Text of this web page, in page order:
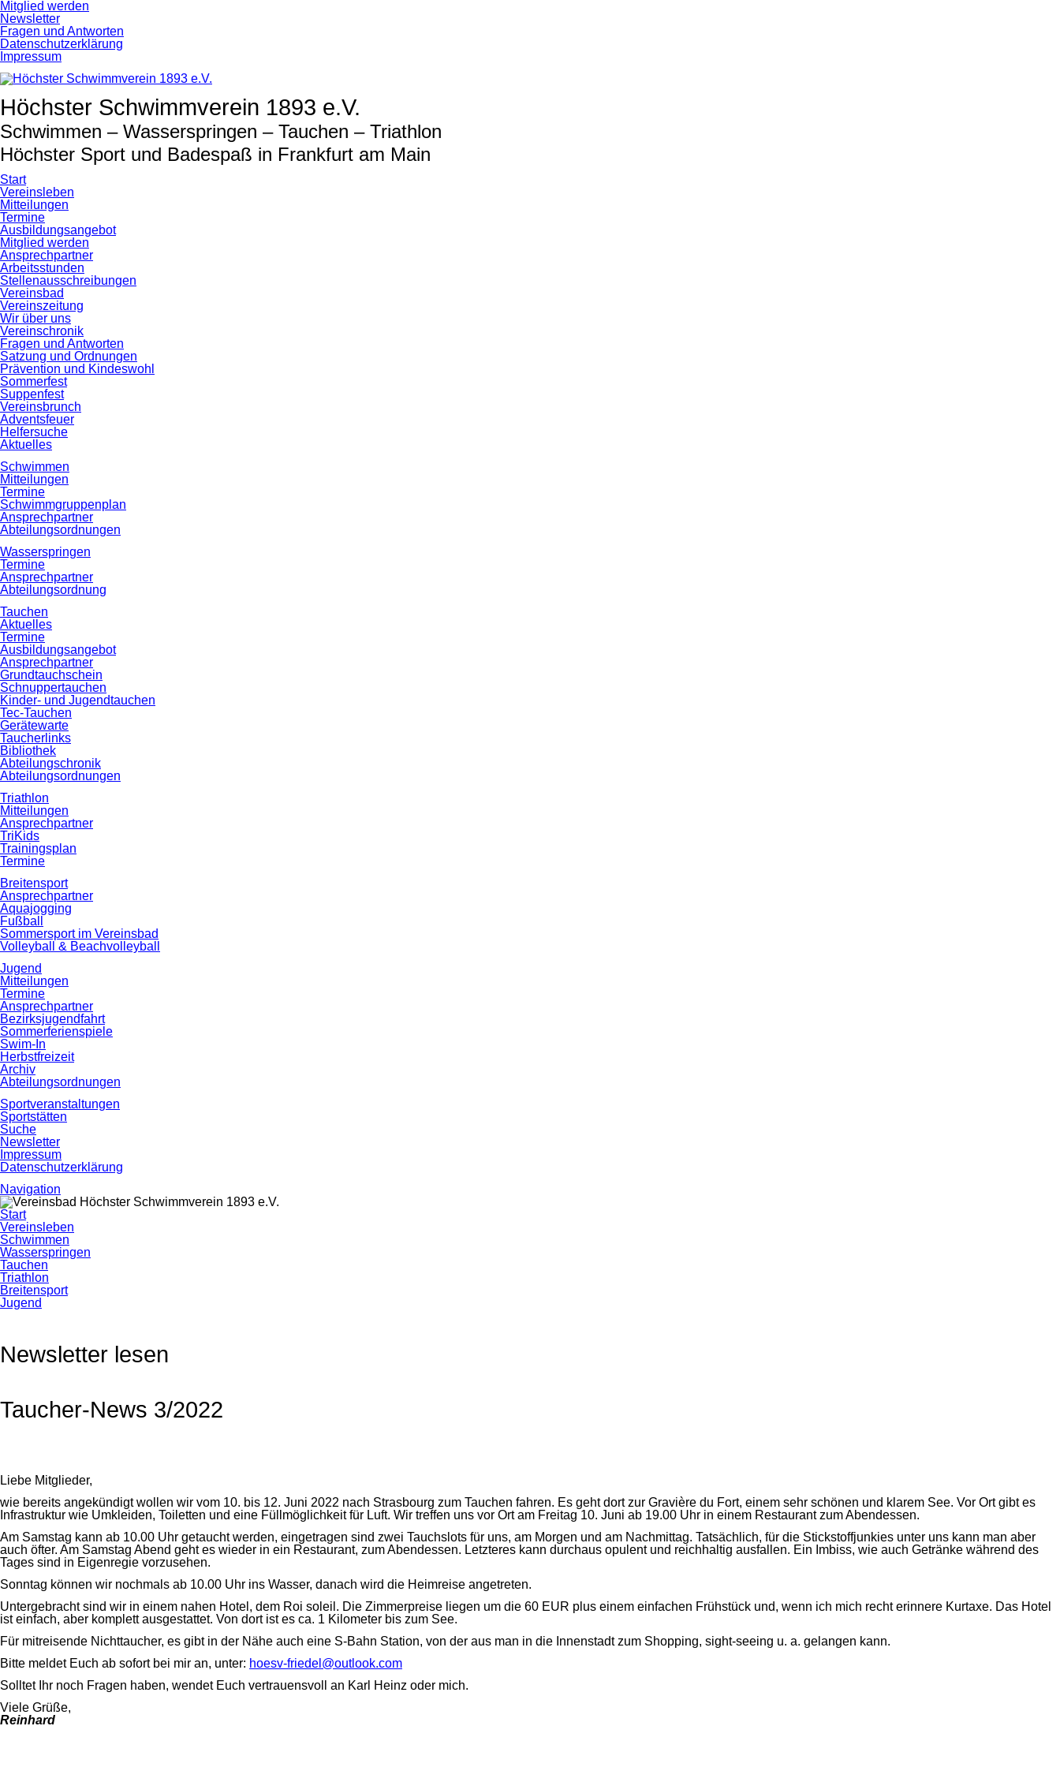
Navigation
überspringen
Mitglied werden
Newsletter
Fragen und Antworten
Datenschutzerklärung
Impressum
Höchster Schwimmverein 1893 e.V.
Schwimmen – Wasserspringen – Tauchen – Triathlon
Höchster Sport und Badespaß in Frankfurt am Main
Start
Vereinsleben
Mitteilungen
Termine
Ausbildungsangebot
Mitglied werden
Ansprechpartner
Arbeitsstunden
Stellenausschreibungen
Vereinsbad
Vereinszeitung
Wir über uns
Vereinschronik
Fragen und Antworten
Satzung und Ordnungen
Prävention und Kindeswohl
Sommerfest
Suppenfest
Vereinsbrunch
Adventsfeuer
Helfersuche
Aktuelles
Schwimmen
Mitteilungen
Termine
Schwimmgruppenplan
Ansprechpartner
Abteilungsordnungen
Wasserspringen
Termine
Ansprechpartner
Abteilungsordnung
Tauchen
Aktuelles
Termine
Ausbildungsangebot
Ansprechpartner
Grundtauchschein
Schnuppertauchen
Kinder- und Jugendtauchen
Tec-Tauchen
Gerätewarte
Taucherlinks
Bibliothek
Abteilungschronik
Abteilungsordnungen
Triathlon
Mitteilungen
Ansprechpartner
TriKids
Trainingsplan
Termine
Breitensport
Ansprechpartner
Aquajogging
Fußball
Sommersport im Vereinsbad
Volleyball & Beachvolleyball
Jugend
Mitteilungen
Termine
Ansprechpartner
Bezirksjugendfahrt
Sommerferienspiele
Swim-In
Herbstfreizeit
Archiv
Abteilungsordnungen
Sportveranstaltungen
Sportstätten
Suche
Newsletter
Impressum
Datenschutzerklärung
Navigation
Navigation
überspringen
Start
Vereinsleben
Schwimmen
Wasserspringen
Tauchen
Triathlon
Breitensport
Jugend
Newsletter lesen
Taucher-News 3/2022
Liebe Mitglieder,
wie bereits angekündigt wollen wir vom 10. bis 12. Juni 2022 nach Strasbourg zum Tauchen fahren. Es geht dort zur Gravière du Fort, einem sehr schönen und klarem See. Vor Ort gibt es
Infrastruktur wie Umkleiden, Toiletten und eine Füllmöglichkeit für Luft. Wir treffen uns vor Ort am Freitag 10. Juni ab 19.00 Uhr in einem Restaurant zum Abendessen.
Am Samstag kann ab 10.00 Uhr getaucht werden, eingetragen sind zwei Tauchslots für uns, am Morgen und am Nachmittag. Tatsächlich, für die Stickstoffjunkies unter uns kann man aber
auch öfter. Am Samstag Abend geht es wieder in ein Restaurant, zum Abendessen. Letzteres kann durchaus opulent und reichhaltig ausfallen. Ein Imbiss, wie auch Getränke während des
Tages sind in Eigenregie vorzusehen.
Sonntag können wir nochmals ab 10.00 Uhr ins Wasser, danach wird die Heimreise angetreten.
Untergebracht sind wir in einem nahen Hotel, dem Roi soleil. Die Zimmerpreise liegen um die 60 EUR plus einem einfachen Frühstück und, wenn ich mich recht erinnere Kurtaxe. Das Hotel
ist einfach, aber komplett ausgestattet. Von dort ist es ca. 1 Kilometer bis zum See.
Für mitreisende Nichttaucher, es gibt in der Nähe auch eine S-Bahn Station, von der aus man in die Innenstadt zum Shopping, sight-seeing u. a. gelangen kann.
Bitte meldet Euch ab sofort bei mir an, unter: hoesv-friedel@outlook.com
Solltet Ihr noch Fragen haben, wendet Euch vertrauensvoll an Karl Heinz oder mich.
Viele Grüße,
Reinhard